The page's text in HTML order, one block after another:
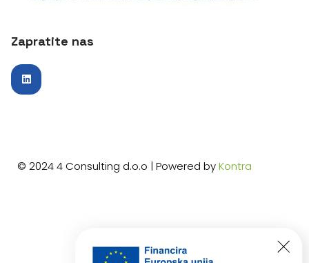
Zapratite nas
© 2024 4 Consulting d.o.o | Powered byKontra